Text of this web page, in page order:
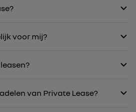
voor mij?
van Private Lease?